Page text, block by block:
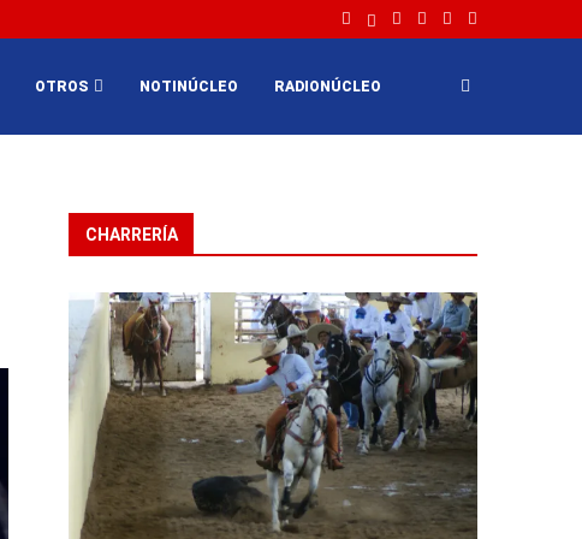
OTROS NOTINÚCLEO RADIONÚCLEO
CHARRERÍA